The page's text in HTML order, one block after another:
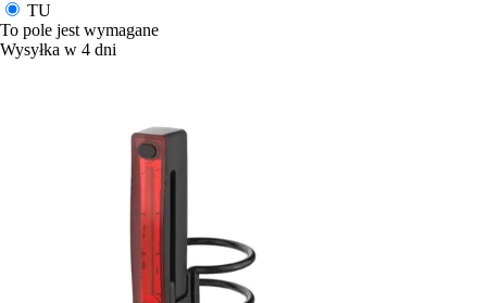
TU
To pole jest wymagane
Wysyłka w 4 dni